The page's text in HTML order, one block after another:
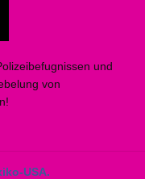
und
von
USA.